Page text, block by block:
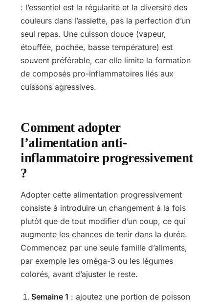
: l’essentiel est la régularité et la diversité des
couleurs dans l’assiette, pas la perfection d’un
seul repas. Une cuisson douce (vapeur,
étouffée, pochée, basse température) est
souvent préférable, car elle limite la formation
de composés pro-inflammatoires liés aux
cuissons agressives.
Comment adopter
l’alimentation anti-
inflammatoire progressivement
?
Adopter cette alimentation progressivement
consiste à introduire un changement à la fois
plutôt que de tout modifier d’un coup, ce qui
augmente les chances de tenir dans la durée.
Commencez par une seule famille d’aliments,
par exemple les oméga-3 ou les légumes
colorés, avant d’ajuster le reste.
Semaine 1 : ajoutez une portion de poisson